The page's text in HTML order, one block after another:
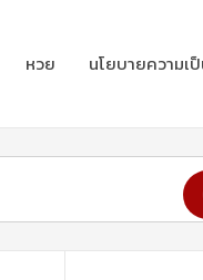
หวย นโยบายความเ